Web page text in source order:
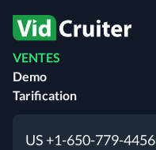
VENTES
Demo
Tarification
US +1-650-779-4456